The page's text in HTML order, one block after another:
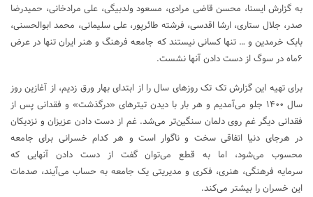
به گزارش ایسنا، محسن قاضی مرادی، مسعود ولدبیگی، علی مرادخانی، حمیدرضا
صدر، جلال ستاری، ارشا اقدسی، فرشته طائرپور، علی سلیمانی، محمد ابوالحسنی،
بابک خرمدین و … تنها کسانی نیستند که جامعه فرهنگ و هنر ایران تنها در عرض
۶ماه در سوگ از دست دادن آنها نشست.
برای تهیه این گزارش تک تک روزهای سال را از ابتدای بهار ورق زدیم، از آغازین روز
سال ۱۴۰۰ جلو می‌آمدیم و هر بار با دیدن تیترهای «درگذشت» و فقدانی پس از
فقدانی دیگر غم روی دلمان سنگین‌تر می‌شد. غم از دست دادن عزیزان و نزدیکان
در هرجای دنیا اتفاقی سخت و ناگوار است و هر کدام خسرانی برای جامعه
محسوب می‌شود، اما به قطع می‌توان گفت از دست دادن آنهایی که
سرمایه فرهنگی، هنری، فکری و مدیریتی یک جامعه به حساب می‌آیند، صدمات
این خسران را بیشتر می‌کند.